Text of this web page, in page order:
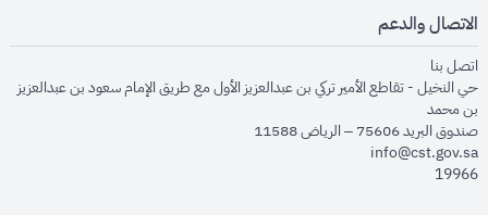
الاتصال والدعم
اتصل بنا
حي النخيل - تقاطع الأمير تركي بن عبدالعزيز الأول مع طريق الإمام سعود بن عبدالعزيز
بن محمد
صندوق البريد 75606 – الرياض 11588
info@cst.gov.sa
19966